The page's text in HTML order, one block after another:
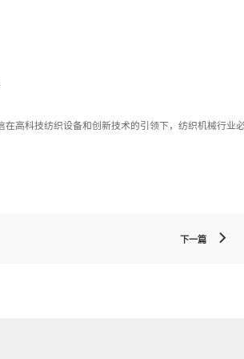
高科技纺织设备和创新技术的引领下，纺织机械行业
下一篇